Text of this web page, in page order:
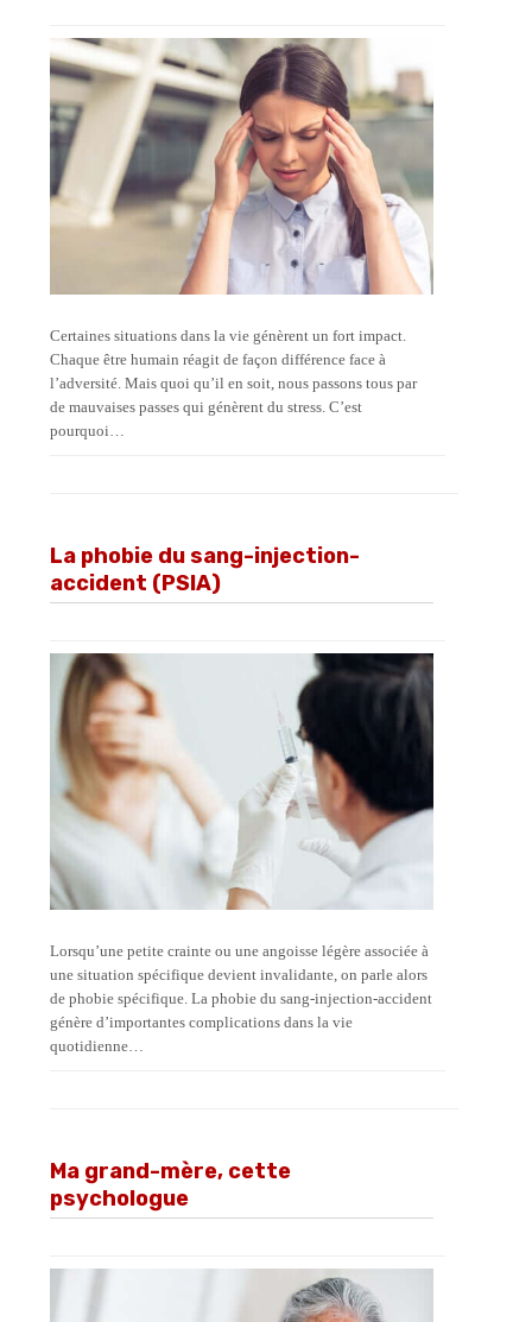
Certaines situations dans la vie génèrent un fort impact.
Chaque être humain réagit de façon différence face à
l’adversité. Mais quoi qu’il en soit, nous passons tous par
de mauvaises passes qui génèrent du stress. C’est
pourquoi…
La phobie du sang-injection-
accident (PSIA)
Lorsqu’une petite crainte ou une angoisse légère associée à
une situation spécifique devient invalidante, on parle alors
de phobie spécifique. La phobie du sang-injection-accident
génère d’importantes complications dans la vie
quotidienne…
Ma grand-mère, cette
psychologue